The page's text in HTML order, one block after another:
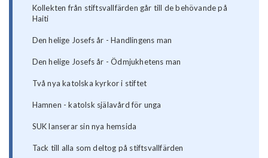
Kollekten från stiftsvallfärden går till de behövande på
Haiti
Den helige Josefs år - Handlingens man
Den helige Josefs år - Ödmjukhetens man
Två nya katolska kyrkor i stiftet
Hamnen - katolsk själavård för unga
SUK lanserar sin nya hemsida
Tack till alla som deltog på stiftsvallfärden